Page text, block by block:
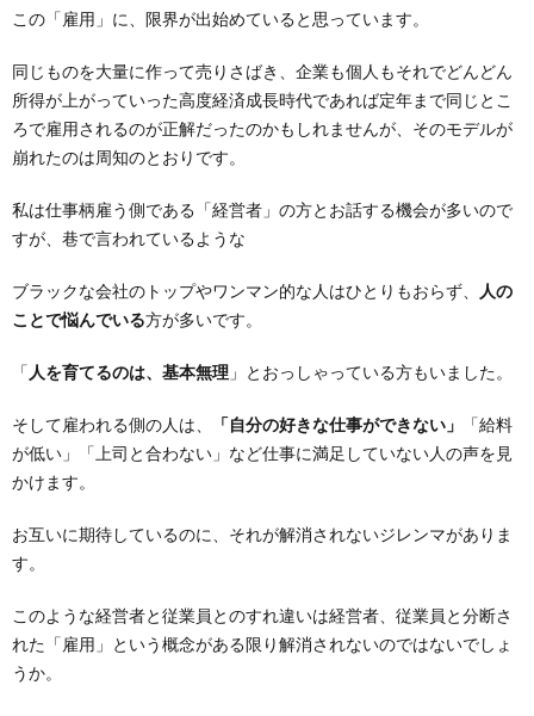
この「雇用」に、限界が出始めていると思っています。
同じものを大量に作って売りさばき、企業も個人もそれでどんどん
所得が上がっていった高度経済成長時代であれば定年まで同じとこ
ろで雇用されるのが正解だったのかもしれませんが、そのモデルが
崩れたのは周知のとおりです。
私は仕事柄雇う側である「経営者」の方とお話する機会が多いので
すが、巷で言われているような
ブラックな会社のトップやワンマン的な人はひとりもおらず、
人の
ことで悩んでいる方が多いです。
「 人を育てるのは、基本無理 」とおっしゃっている方もいました。
そして雇われる側の人は、 「自分の好きな仕事ができない」
「給料
が低い」「上司と合わない」など仕事に満足していない人の声を見
かけます。
お互いに期待しているのに、それが解消されないジレンマがありま
す。
このような経営者と従業員とのすれ違いは経営者、従業員と分断さ
れた「雇用」という概念がある限り解消されないのではないでしょ
うか。